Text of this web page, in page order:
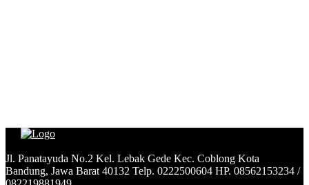
Jl. Panatayuda No.2 Kel. Lebak Gede Kec. Coblong Kota
Bandung, Jawa Barat 40132 Telp. 0222500604 HP. 08562153234 /